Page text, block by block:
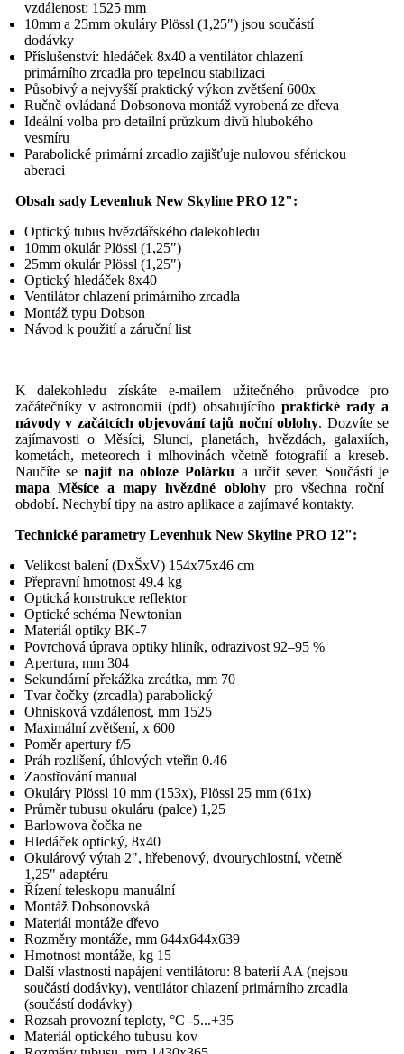
vzdálenost: 1525 mm
10mm a 25mm okuláry Plössl (1,25") jsou součástí
dodávky
Příslušenství: hledáček 8x40 a ventilátor chlazení
primárního zrcadla pro tepelnou stabilizaci
Působivý a nejvyšší praktický výkon zvětšení 600x
Ručně ovládaná Dobsonova montáž vyrobená ze dřeva
Ideální volba pro detailní průzkum divů hlubokého
vesmíru
Parabolické primární zrcadlo zajišťuje nulovou sférickou
aberaci
Obsah sady Levenhuk New Skyline PRO 12":
Optický tubus hvězdářského dalekohledu
10mm okulár Plössl (1,25")
25mm okulár Plössl (1,25")
Optický hledáček 8х40
Ventilátor chlazení primárního zrcadla
Montáž typu Dobson
Návod k použití a záruční list
K dalekohledu získáte e-mailem užitečného
průvodce pro
začátečníky v astronomii (pdf) obsahujícího praktické rady a
návody v začátcích objevování tajů noční oblohy. Dozvíte se
zajímavosti o Měsíci, Slunci, planetách, hvězdách, galaxiích,
kometách, meteorech i mlhovinách včetně fotografií a kreseb.
Naučíte se najít na obloze Polárku a určit sever. Součástí je
mapa Měsíce a mapy hvězdné oblohypro všechna roční
období. Nechybí tipy na astro aplikace a zajímavé kontakty.
Technické parametry Levenhuk New Skyline PRO 12":
Velikost balení (DxŠxV) 154x75x46 cm
Přepravní hmotnost 49.4 kg
Optická konstrukce reflektor
Optické schéma Newtonian
Materiál optiky BK-7
Povrchová úprava optiky hliník, odrazivost 92–95 %
Apertura, mm 304
Sekundární překážka zrcátka, mm 70
Tvar čočky (zrcadla) parabolický
Ohnisková vzdálenost, mm 1525
Maximální zvětšení, x 600
Poměr apertury f/5
Práh rozlišení, úhlových vteřin 0.46
Zaostřování manual
Okuláry Plössl 10 mm (153x), Plössl 25 mm (61x)
Průměr tubusu okuláru (palce) 1,25
Barlowova čočka ne
Hledáček optický, 8x40
Okulárový výtah 2", hřebenový, dvourychlostní, včetně
1,25" adaptéru
Řízení teleskopu manuální
Montáž Dobsonovská
Materiál montáže dřevo
Rozměry montáže, mm 644x644x639
Hmotnost montáže, kg 15
Další vlastnosti napájení ventilátoru: 8 baterií AA (nejsou
součástí dodávky), ventilátor chlazení primárního zrcadla
(součástí dodávky)
Rozsah provozní teploty, °C -5...+35
Materiál optického tubusu kov